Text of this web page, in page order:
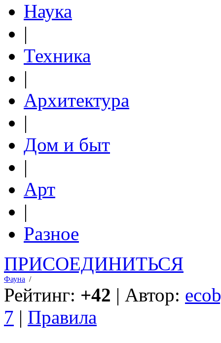
Наука
|
Техника
|
Архитектура
|
Дом и быт
|
Арт
|
Разное
ПРИСОЕДИНИТЬСЯ
Фауна /
Рейтинг: +42 | Автор:
7 | Правила